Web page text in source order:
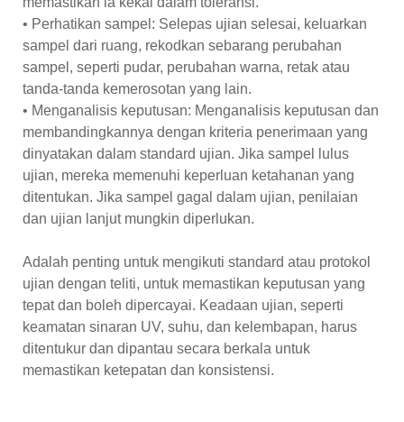
• Perhatikan sampel: Selepas ujian selesai, keluarkan
sampel dari ruang, rekodkan sebarang perubahan
sampel, seperti pudar, perubahan warna, retak atau
tanda-tanda kemerosotan yang lain.
• Menganalisis keputusan: Menganalisis keputusan dan
membandingkannya dengan kriteria penerimaan yang
dinyatakan dalam standard ujian. Jika sampel lulus
ujian, mereka memenuhi keperluan ketahanan yang
ditentukan. Jika sampel gagal dalam ujian, penilaian
dan ujian lanjut mungkin diperlukan.
Adalah penting untuk mengikuti standard atau protokol
ujian dengan teliti, untuk memastikan keputusan yang
tepat dan boleh dipercayai. Keadaan ujian, seperti
keamatan sinaran UV, suhu, dan kelembapan, harus
ditentukur dan dipantau secara berkala untuk
memastikan ketepatan dan konsistensi.